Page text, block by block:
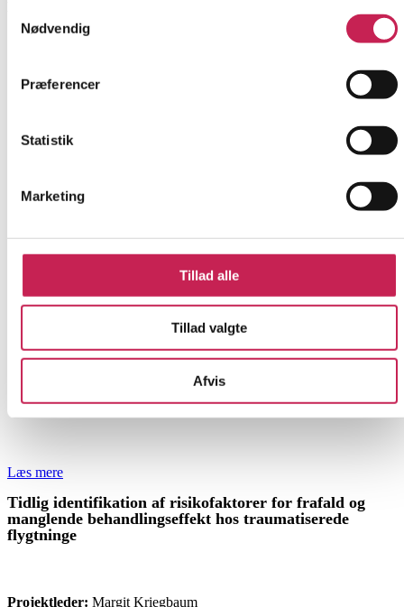
Nødvendig
Præferencer
Statistik
Marketing
Tillad alle
Tillad valgte
Afvis
Læs mere
Tidlig identifikation af risikofaktorer for frafald og
manglende behandlingseffekt hos traumatiserede
flygtninge
Projektleder: Margit Kriegbaum